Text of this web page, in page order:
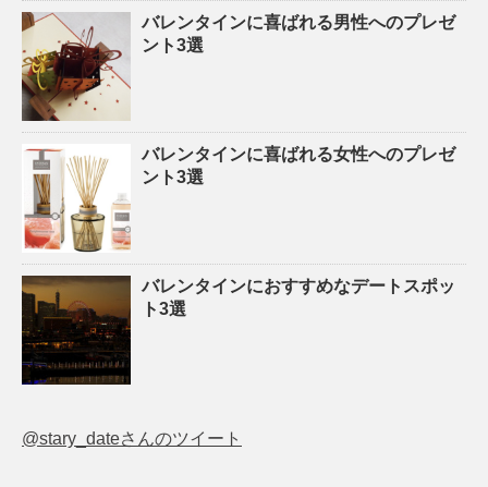
バレンタインに喜ばれる男性へのプレゼ
ント3選
バレンタインに喜ばれる女性へのプレゼ
ント3選
バレンタインにおすすめなデートスポッ
ト3選
@stary_dateさんのツイート